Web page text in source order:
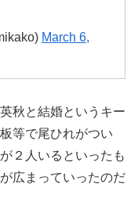
March 6,
秋と結婚というキー
等で尾ひれがつい
２人いるといったも
広まっていったのだ